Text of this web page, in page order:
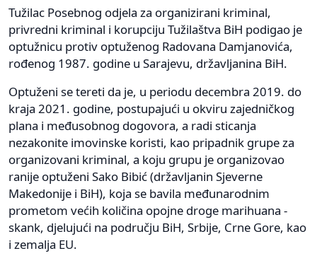
Tužilac Posebnog odjela za organizirani kriminal,
privredni kriminal i korupciju Tužilaštva BiH podigao je
optužnicu protiv optuženog Radovana Damjanovića,
rođenog 1987. godine u Sarajevu, državljanina BiH.
Optuženi se tereti da je, u periodu decembra 2019. do
kraja 2021. godine, postupajući u okviru zajedničkog
plana i međusobnog dogovora, a radi sticanja
nezakonite imovinske koristi, kao pripadnik grupe za
organizovani kriminal, a koju grupu je organizovao
ranije optuženi Sako Bibić (državljanin Sjeverne
Makedonije i BiH), koja se bavila međunarodnim
prometom većih količina opojne droge marihuana -
skank, djelujući na području BiH, Srbije, Crne Gore, kao
i zemalja EU.